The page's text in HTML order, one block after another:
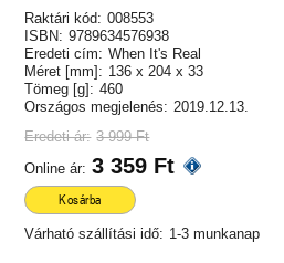
Raktári kód: 008553
ISBN: 9789634576938
Eredeti cím: When It's Real
Méret [mm]: 136 x 204 x 33
Tömeg [g]: 460
Országos megjelenés: 2019.12.13.
Eredeti ár: 3 999 Ft
Online ár: 3 359 Ft
Kosárba
Várható szállítási idő: 1-3 munkanap